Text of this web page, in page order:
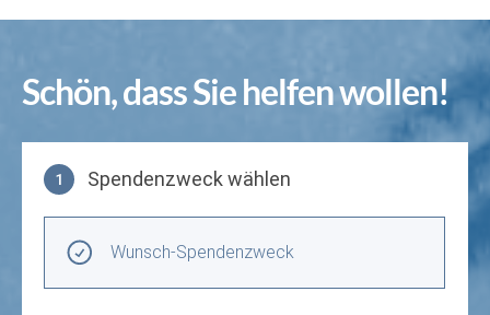
Schön, dass Sie helfen wollen!
1 Spendenzweck wählen
Wunsch-Spendenzweck